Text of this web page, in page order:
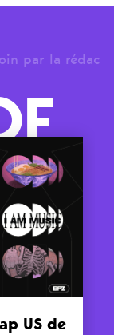
par la rédac
US de